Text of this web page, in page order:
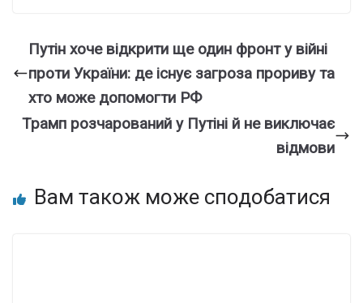
Путін хоче відкрити ще один фронт у війні
проти України: де існує загроза прориву та
хто може допомогти РФ
Трамп розчарований у Путіні й не виключає
відмови
Вам також може сподобатися